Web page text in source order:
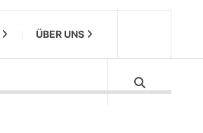
ÜBER UNS